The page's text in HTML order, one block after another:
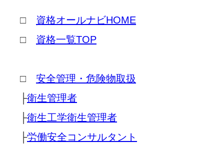
□ 資格オールナビHOME
□ 資格一覧TOP
□ 安全管理・危険物取扱
├衛生管理者
├衛生工学衛生管理者
├労働安全コンサルタント